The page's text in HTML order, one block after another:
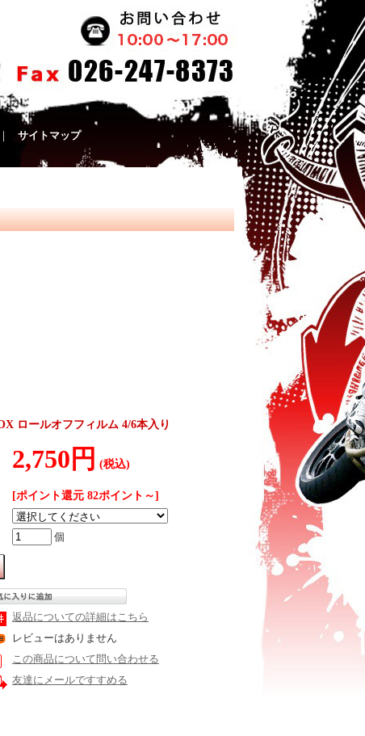
サイトマップ
ロールオフフィルム 4/6本入り
2,750円 (税込)
[ポイント還元 82ポイント～]
個
返品についての詳細はこちら
レビューはありません
この商品について問い合わせる
友達にメールですすめる